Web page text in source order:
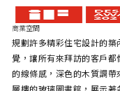
築內國際辦公室
商業空間
規劃許多精彩住宅設計的
覺，讓所有來拜訪的客戶
的線條感，深色的木質調